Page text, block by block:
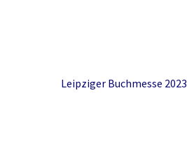
Leipziger Buchmesse 2023